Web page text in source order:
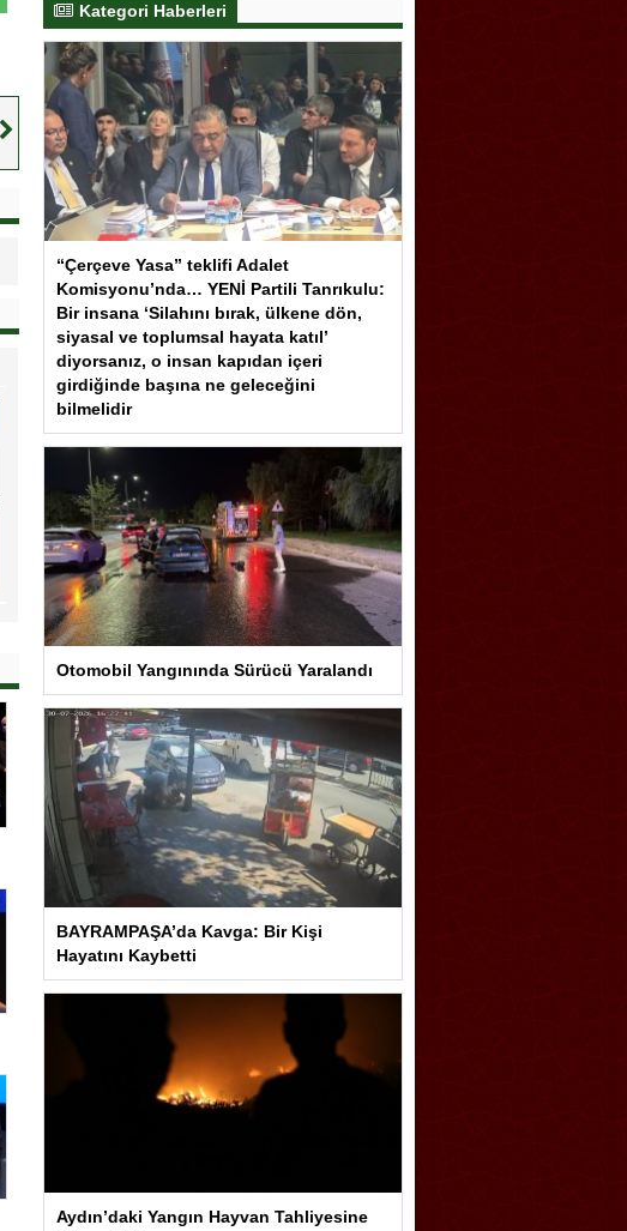
Kategori Haberleri
“Çerçeve Yasa” teklifi Adalet
Komisyonu’nda… YENİ Partili Tanrıkulu:
Bir insana ‘Silahını bırak, ülkene dön,
siyasal ve toplumsal hayata katıl’
diyorsanız, o insan kapıdan içeri
girdiğinde başına ne geleceğini
bilmelidir
Otomobil Yangınında Sürücü Yaralandı
BAYRAMPAŞA’da Kavga: Bir Kişi
Hayatını Kaybetti
Aydın’daki Yangın Hayvan Tahliyesine